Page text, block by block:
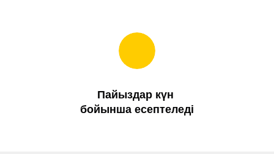
Пайыздар күн
бойынша есептеледі